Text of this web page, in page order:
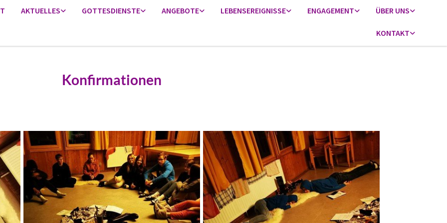
AKTUELLES GOTTESDIENSTE ANGEBOTE LEBENSEREIGNISSE ENGAGEMENT ÜBER UNS
KONTAKT
Konfirmationen